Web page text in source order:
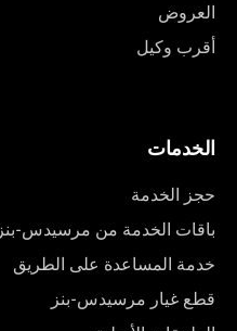
العروض
أقرب وكيل
الخدمات
حجز الخدمة
باقات الخدمة من مرسيدس-بنز
خدمة المساعدة على الطريق
قطع غيار مرسيدس-بنز